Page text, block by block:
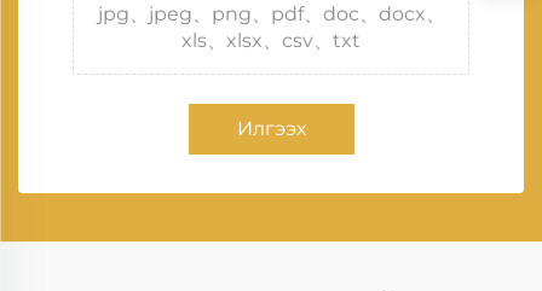
jpg、jpeg、png、pdf、doc、docx、
xls、xlsx、csv、txt
Илгээх